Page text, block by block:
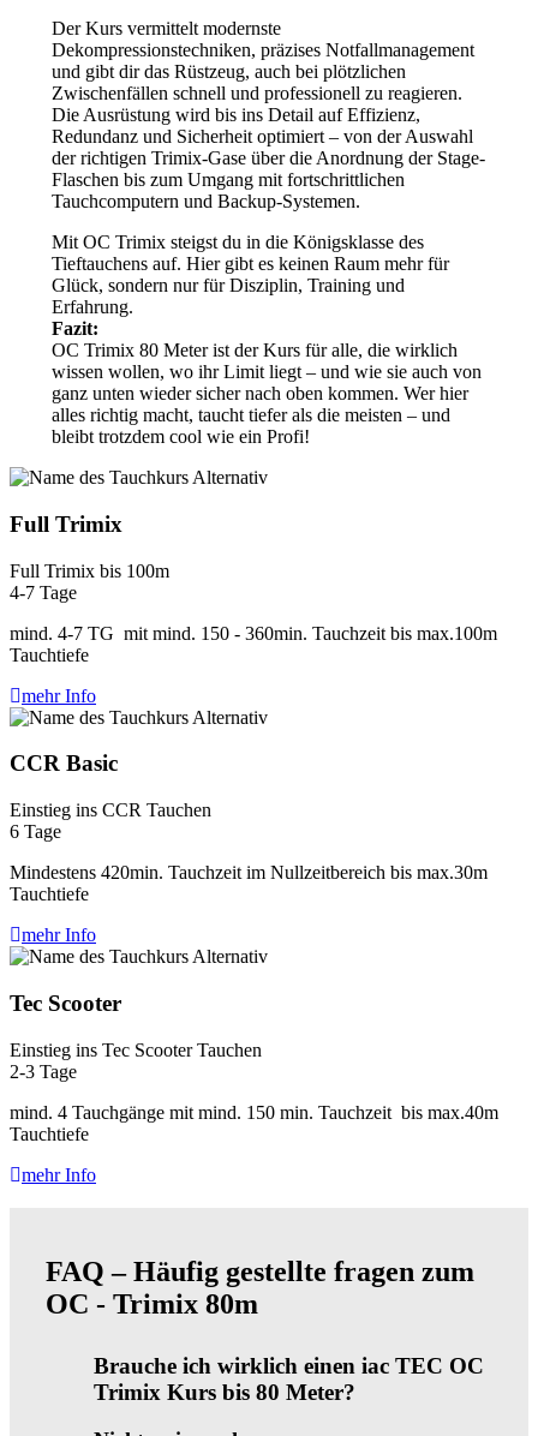
Der Kurs vermittelt modernste
Dekompressionstechniken, präzises Notfallmanagement
und gibt dir das Rüstzeug, auch bei plötzlichen
Zwischenfällen schnell und professionell zu reagieren.
Die Ausrüstung wird bis ins Detail auf Effizienz,
Redundanz und Sicherheit optimiert – von der Auswahl
der richtigen Trimix-Gase über die Anordnung der Stage-
Flaschen bis zum Umgang mit fortschrittlichen
Tauchcomputern und Backup-Systemen.
Mit OC Trimix steigst du in die Königsklasse des
Tieftauchens auf. Hier gibt es keinen Raum mehr für
Glück, sondern nur für Disziplin, Training und
Erfahrung.
Fazit:
OC Trimix 80 Meter ist der Kurs für alle, die wirklich
wissen wollen, wo ihr Limit liegt – und wie sie auch von
ganz unten wieder sicher nach oben kommen. Wer hier
alles richtig macht, taucht tiefer als die meisten – und
bleibt trotzdem cool wie ein Profi!
Full Trimix
Full Trimix bis 100m
4-7 Tage
mind. 4-7 TG mit mind. 150 - 360min. Tauchzeit bis max.100m
Tauchtiefe
mehr Info
CCR Basic
Einstieg ins CCR Tauchen
6 Tage
Mindestens 420min. Tauchzeit im Nullzeitbereich bis max.30m
Tauchtiefe
mehr Info
Tec Scooter
Einstieg ins Tec Scooter Tauchen
2-3 Tage
mind. 4 Tauchgänge mit mind. 150 min. Tauchzeit bis max.40m
Tauchtiefe
mehr Info
FAQ – Häufig gestellte fragen zum
OC - Trimix 80m
Brauche ich wirklich einen iac TEC OC
Trimix Kurs bis 80 Meter?